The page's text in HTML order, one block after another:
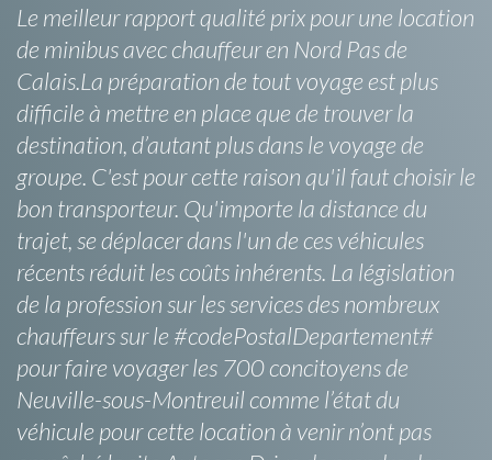
Le meilleur rapport qualité prix pour une location
de minibus avec chauffeur en Nord Pas de
Calais.La préparation de tout voyage est plus
difficile à mettre en place que de trouver la
destination, d’autant plus dans le voyage de
groupe. C'est pour cette raison qu'il faut choisir le
bon transporteur. Qu'importe la distance du
trajet, se déplacer dans l'un de ces véhicules
récents réduit les coûts inhérents. La législation
de la profession sur les services des nombreux
chauffeurs sur le #codePostalDepartement#
pour faire voyager les 700 concitoyens de
Neuville-sous-Montreuil comme l’état du
véhicule pour cette location à venir n’ont pas